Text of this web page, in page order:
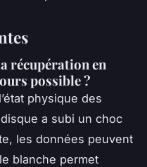
récupération en
possible ?
physique des
a subi un choc
les données peuvent
blanche permet